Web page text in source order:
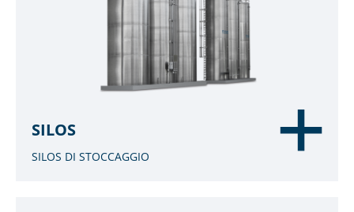
SILOS
SILOS DI STOCCAGGIO